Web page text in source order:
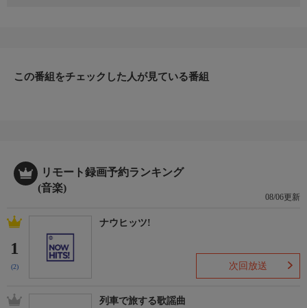
この番組をチェックした人が見ている番組
リモート録画予約ランキング
(音楽)
08/06更新
1
(2)
ナウヒッツ!
次回放送
列車で旅する歌謡曲